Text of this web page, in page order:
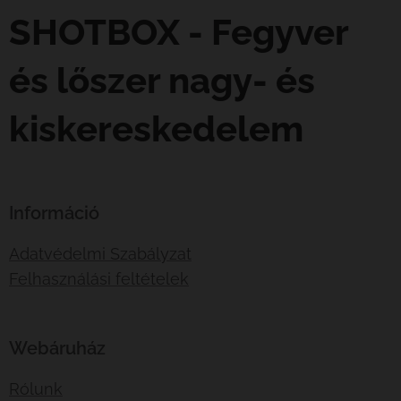
SHOTBOX - Fegyver
és lőszer nagy- és
kiskereskedelem